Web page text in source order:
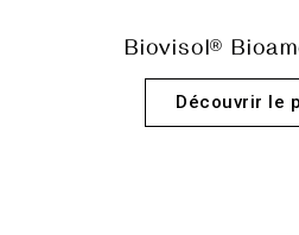
Biovisol®
Découvrir le